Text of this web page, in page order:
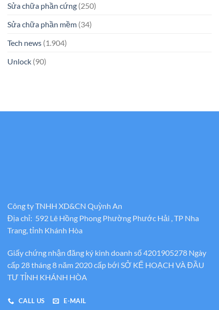
Sửa chữa phần cứng (250)
Sửa chữa phần mềm (34)
Tech news (1.904)
Unlock (90)
Công ty TNHH XD&CN Quỳnh An
Địa chỉ: 592 Lê Hồng Phong Phường Phước Hải , TP Nha
Trang, tỉnh Khánh Hòa
Giấy chứng nhận đăng ký kinh doanh số 4201905278 Ngày
cấp 28 tháng 8 năm 2020 cấp bới SỞ KẾ HOẠCH VÀ ĐẦU
TƯ TỈNH KHÁNH HÒA
CALL US E-MAIL